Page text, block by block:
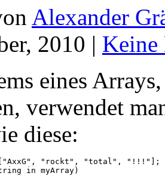
Alexander
2010 | Keine
eines
verwendet
diese:
["AxxG", "rockt", "total", "!!!"];
in myArray)